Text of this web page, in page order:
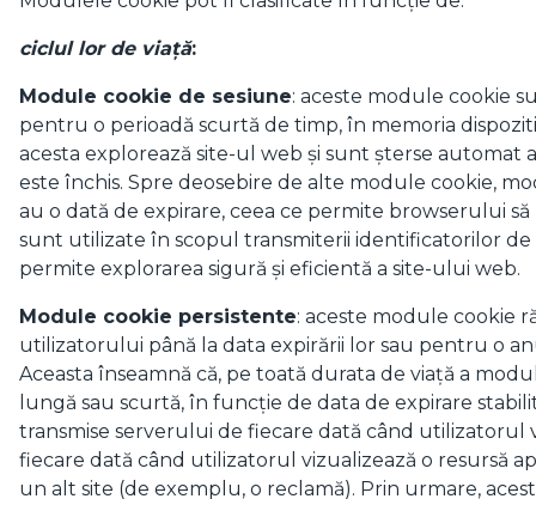
ciclul lor de viață:
Module cookie de sesiune: aceste module cookie
pentru o perioadă scurtă de timp, în memoria
acesta explorează site-ul web și sunt șterse
este închis. Spre deosebire de alte module cookie,
au o dată de expirare, ceea ce permite browserului
sunt utilizate în scopul transmiterii identificatorilor de
permite explorarea sigură și eficientă a site-ului web.
Module cookie persistente: aceste module cookie
utilizatorului până la data expirării lor sau pentru o
Aceasta înseamnă că, pe toată durata de viață a
lungă sau scurtă, în funcție de data de expirare
transmise serverului de fiecare dată când utilizatorul
fiecare dată când utilizatorul vizualizează o resursă
un alt site (de exemplu, o reclamă). Prin urmare,